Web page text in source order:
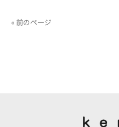
« 前のページ